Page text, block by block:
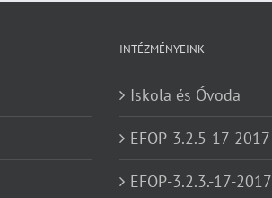
INTÉZMÉNYEINK
Iskola és Óvoda
EFOP-3.2.5-17-2017
EFOP-3.2.3.-17-2017